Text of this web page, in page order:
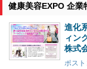
健康美容EXPO 企業
進化
ィン
株式
ポス